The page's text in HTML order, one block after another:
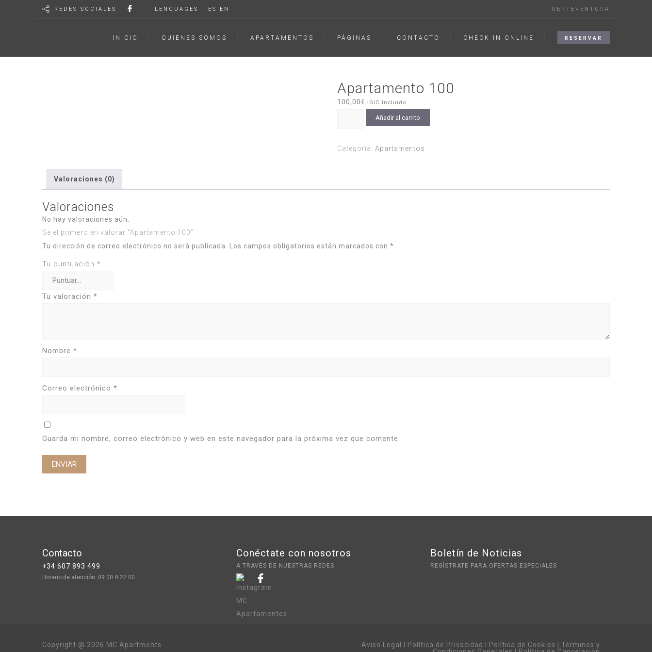
REDES SOCIALES LENGUAGES ES EN FUERTEVENTURA
INICIO QUIENES SOMOS APARTAMENTOS PÁGINAS CONTACTO CHECK IN ONLINE RESERVAR
Apartamento 100
100,00€ IGIC Incluido
ApartamentoAñadir al carrito
Categoría:Apartamentos
Valoraciones (0)
Valoraciones
No hay valoraciones aún.
Sé el primero en valorar “Apartamento 100”
Tu dirección de correo electrónico no será publicada.
Los campos obligatorios están marcados con *
Tu puntuación *
Tu valoración *
Nombre *
Correo electrónico *
Guarda mi nombre, correo electrónico y web en este navegador para la próxima vez que comente.
Contacto
+34 607 893 499
Horario de atención: 09:00 A 22:00
Conéctate con nosotros
A TRAVÉS DE NUESTRAS REDES
Boletín de Noticias
REGÍSTRATE PARA OFERTAS ESPECIALES
Copyright @ 2026 MC Apartments Aviso Legal Política de Privacidad Política de Cookies
Términos y